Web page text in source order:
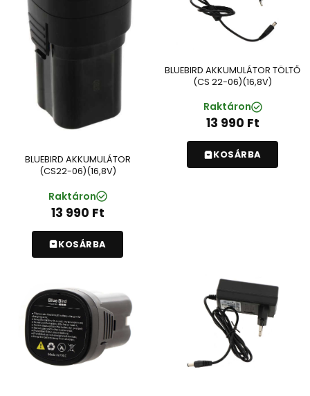
BLUEBIRD AKKUMULÁTOR
(CS22-06)(16,8V)
Raktáron
13 990 Ft
KOSÁRBA
BLUEBIRD AKKUMULÁTOR TÖLTŐ
(CS 22-06)(16,8V)
Raktáron
13 990 Ft
KOSÁRBA